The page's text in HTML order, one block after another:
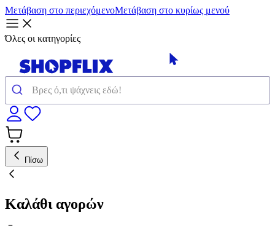
Μετάβαση στο περιεχόμενοΜετάβαση στο κυρίως μενού
Όλες οι κατηγορίες
Πίσω
Καλάθι αγορών